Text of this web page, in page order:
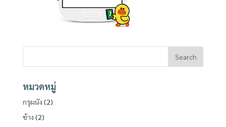
หมวดหมู่
กรุผนัง (2)
ช้าง (2)